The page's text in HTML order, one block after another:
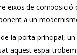
eixos de
a un
de la porta principal,
aquest espai